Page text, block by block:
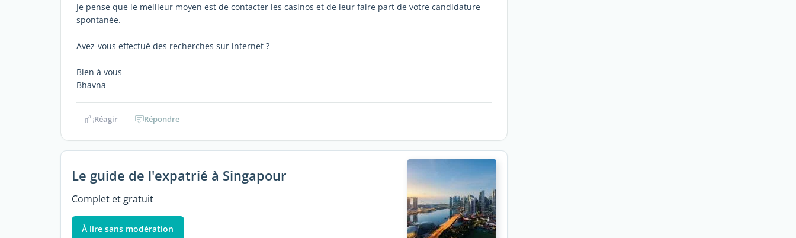
Je pense que le meilleur moyen est de contacter les casinos et de leur faire part de votre candidature
spontanée.
Avez-vous effectué des recherches sur internet ?
Bien à vous
Bhavna
Réagir Répondre
Le guide de l'expatrié à Singapour
Complet et gratuit
À lire sans modération